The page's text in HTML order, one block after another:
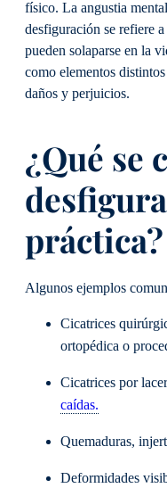
físico. La angustia
desfiguración se refiere
pueden solaparse en la
como elementos
daños y perjuicios.
¿Qué se
práctica?
Algunos ejemplos
Cicatrices
ortopédica o
Cicatrices por
caídas.
Quemaduras,
Deformidades